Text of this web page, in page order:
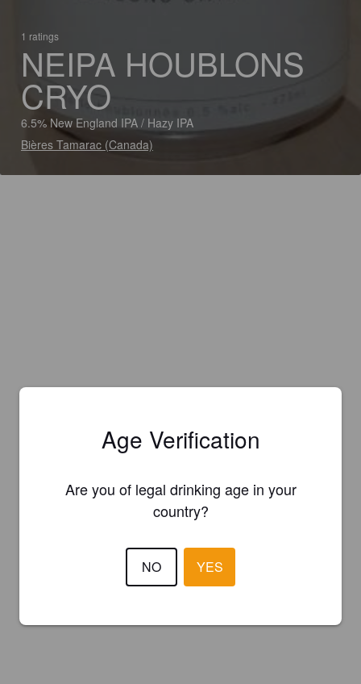
1 ratings
NEIPA HOUBLONS
CRYO
6.5% New England IPA / Hazy IPA
Bières Tamarac (Canada)
Age Verification
Are you of legal drinking age in your
country?
NO YES